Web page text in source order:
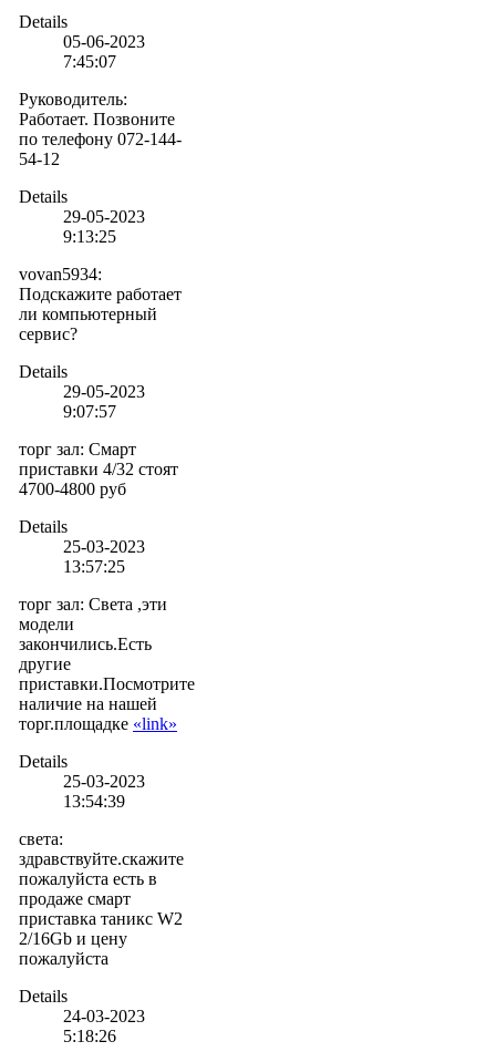
Details
05-06-2023
7:45:07
Руководитель:
Работает. Позвоните
по телефону 072-144-
54-12
Details
29-05-2023
9:13:25
vovan5934:
Подскажите работает
ли компьютерный
сервис?
Details
29-05-2023
9:07:57
торг зал: Смарт
приставки 4/32 стоят
4700-4800 руб
Details
25-03-2023
13:57:25
торг зал: Света ,эти
модели
закончились.Есть
другие
приставки.Посмотрите
наличие на нашей
торг.площадке «link»
Details
25-03-2023
13:54:39
света:
здравствуйте.скажите
пожалуйста есть в
продаже смарт
приставка таникс W2
2/16Gb и цену
пожалуйста
Details
24-03-2023
5:18:26